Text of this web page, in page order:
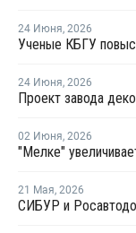
24 Июня, 2026
24 Июня, 2026
02 Июня, 2026
21 Мая, 2026